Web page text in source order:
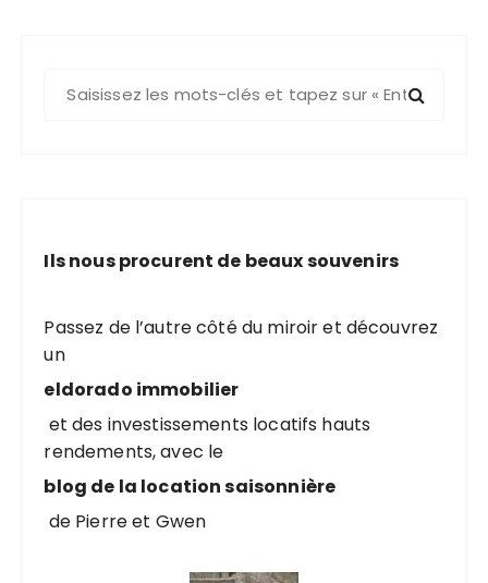
h
p
o
u
:
Ils nous procurent de beaux souvenirs
Passez de l’autre côté du miroir et découvrez
un
eldorado immobilier
et des investissements locatifs hauts
rendements, avec le
blog de la location saisonnière
de Pierre et Gwen